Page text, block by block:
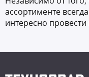
ассортименте
интересно